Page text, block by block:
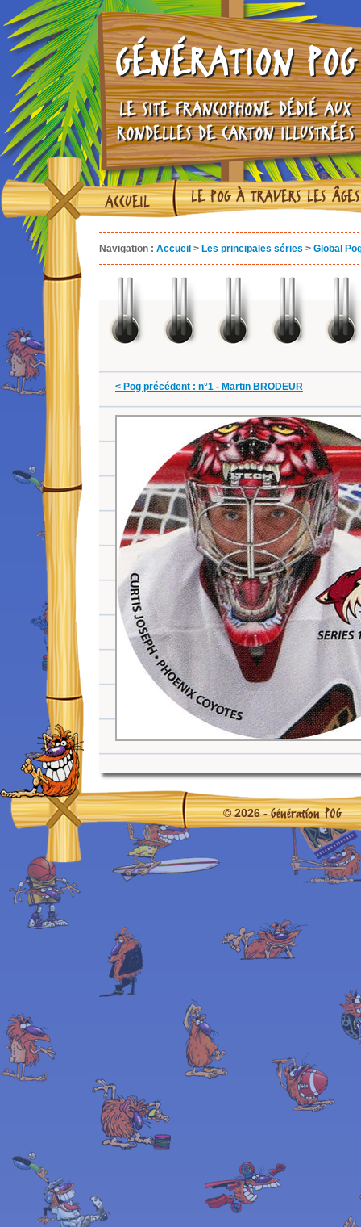
GÉNÉRATION POG
LE SITE FRANCOPHONE DÉDIÉ AUX
RONDELLES DE CARTON ILLUSTRÉES
ACCUEIL LE POG À TRAVERS LES ÂGES
Navigation : Accueil > Les principales séries > Global
< Pog précédent : n°1 - Martin BRODEUR
© 2026 -Génération POG